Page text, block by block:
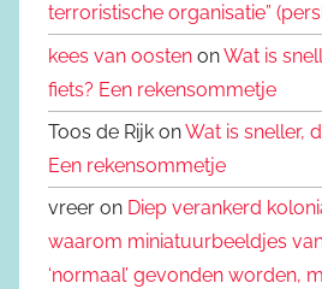
terroristische organisatie”
kees van oosten onWat is
fiets? Een rekensommetje
Toos de Rijk onWat is sneller,
Een rekensommetje
vreer on Diep verankerd
waarom miniatuurbeeldjes
‘normaal’ gevonden worden,